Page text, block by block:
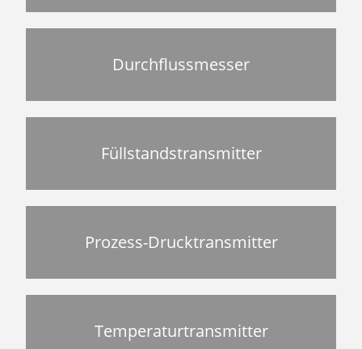
Durchflussmesser
Füllstandstransmitter
Prozess-Drucktransmitter
Temperaturtransmitter